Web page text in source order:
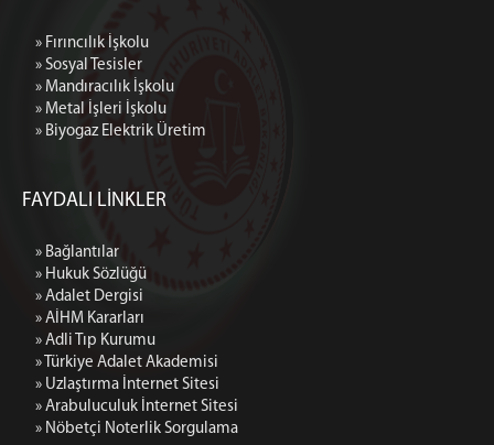
» Fırıncılık İşkolu
» Sosyal Tesisler
» Mandıracılık İşkolu
» Metal İşleri İşkolu
» Biyogaz Elektrik Üretim
FAYDALI LİNKLER
» Bağlantılar
» Hukuk Sözlüğü
» Adalet Dergisi
» AİHM Kararları
» Adli Tıp Kurumu
» Türkiye Adalet Akademisi
» Uzlaştırma İnternet Sitesi
» Arabuluculuk İnternet Sitesi
» Nöbetçi Noterlik Sorgulama